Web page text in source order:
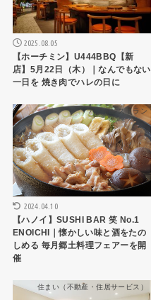
2025.08.05
【ホーチミン】U444BBQ【新
店】5月22日（木）｜なんでもない
一日を 焼き肉でハレの日に
ハノイレストラン
2024.04.10
【ハノイ】SUSHI BAR 笑 No.1
ENOICHI｜懐かしい味と酒をたの
しめる 毎月郷土料理フェアーを開
催
住まい（不動産・住居サービス）